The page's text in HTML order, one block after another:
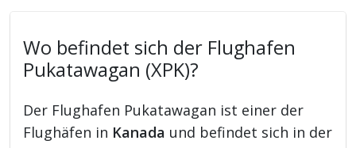
Wo befindet sich der Flughafen
Pukatawagan (XPK)?
Der Flughafen Pukatawagan ist einer der
Flughäfen in Kanada und befindet sich in der